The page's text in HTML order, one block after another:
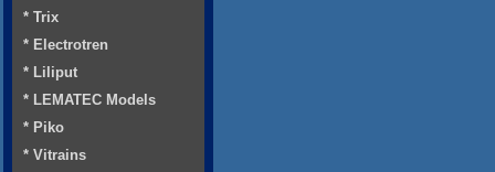
* Trix
* Electrotren
* Liliput
* LEMATEC Models
* Piko
* Vitrains